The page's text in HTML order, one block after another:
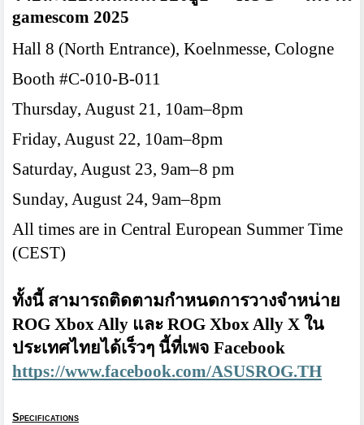
gamescom 2025
Hall 8 (North Entrance), Koelnmesse, Cologne
Booth #C-010-B-011
Thursday, August 21, 10am–8pm
Friday, August 22, 10am–8pm
Saturday, August 23, 9am–8 pm
Sunday, August 24, 9am–8pm
All times are in Central European Summer Time
(CEST)
ทั้งนี้ สามารถติดตามกำหนดการวางจำหน่าย
ROG Xbox Ally และ ROG Xbox Ally X ใน
ประเทศไทยได้เร็วๆ นี้ที่เพจ Facebook
https://www.facebook.com/ASUSROG.TH
Specifications